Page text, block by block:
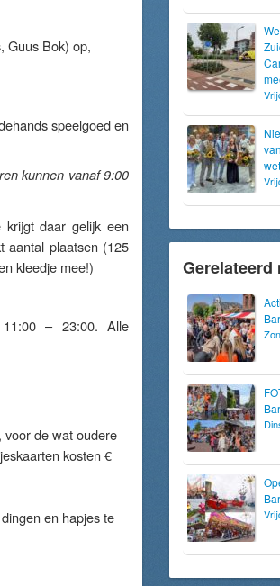
Guus Bok) op,
speelgoed en
kunnen vanaf 9:00
krijgt daar gelijk een
aantal plaatsen (125
kleedje mee!)
– 23:00. Alle
voor de wat oudere
kosten €
en hapjes te
Gerelateerd